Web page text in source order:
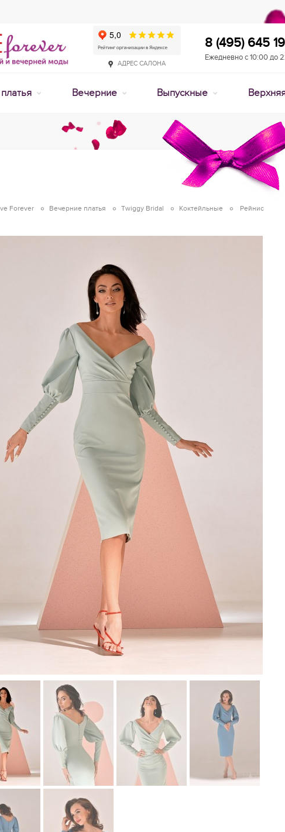
АДРЕС САЛОНА
8 (495) 645
Ежедневно с 10:00 до
Вечерние Выпускные
Forever Вечерние платья Twiggy Bridal Коктейльные Рейнис